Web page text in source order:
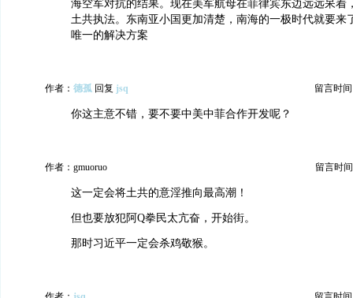
海空军对抗的结果。现在美军航母在菲律宾东边远远呆着
土共执法。东南亚小国更加清楚，南海的一极时代就要来
唯一的解决方案
作者： 德孤 回复 jsq 留言时间
你这主意不错，要不要中美中菲合作开发呢？
作者：gmuoruo 留言时
这一定会将土共的意淫推向最高潮！
但也要放犯阿Q拳民太亢奋，开始街。
那时习近平一定会杀鸡敬猴。